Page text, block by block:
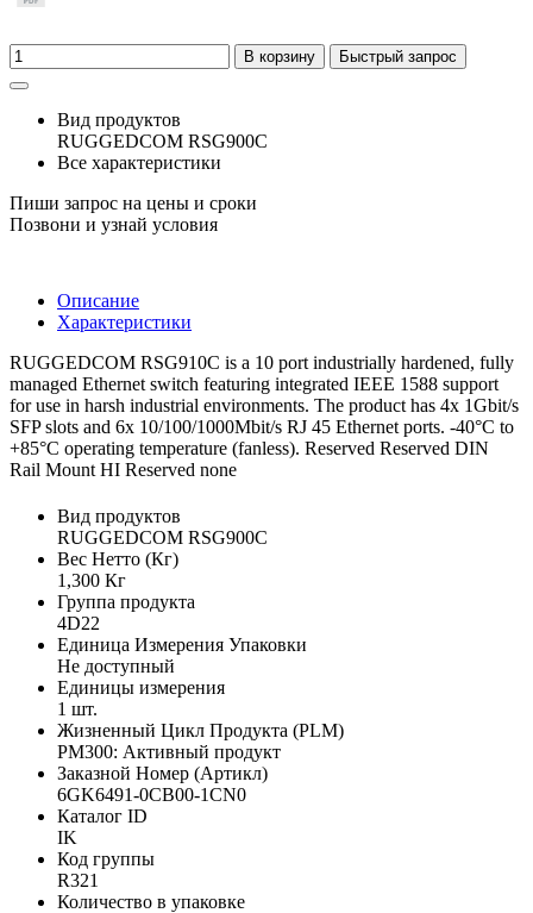
В корзину Быстрый запрос
Вид продуктов
RUGGEDCOM RSG900C
Все характеристики
Пиши запрос на цены и сроки
Позвони и узнай условия
Описание
Характеристики
RUGGEDCOM RSG910C is a 10 port industrially hardened, fully
managed Ethernet switch featuring integrated IEEE 1588 support
for use in harsh industrial environments. The product has 4x 1Gbit/s
SFP slots and 6x 10/100/1000Mbit/s RJ 45 Ethernet ports. -40°C to
+85°C operating temperature (fanless). Reserved Reserved DIN
Rail Mount HI Reserved none
Вид продуктов
RUGGEDCOM RSG900C
Вес Нетто (Кг)
1,300 Кг
Группа продукта
4D22
Единица Измерения Упаковки
Не доступный
Единицы измерения
1 шт.
Жизненный Цикл Продукта (PLM)
PM300: Активный продукт
Заказной Номер (Артикл)
6GK6491-0CB00-1CN0
Каталог ID
IK
Код группы
R321
Количество в упаковке